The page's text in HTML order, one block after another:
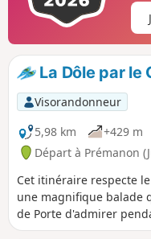
La Dôle par le
Visorandonneur
5,98 km
+429 m
Départ à Prémanon
Cet itinéraire respecte
une magnifique balade
de Porte d'admirer
le Lac Léman et la